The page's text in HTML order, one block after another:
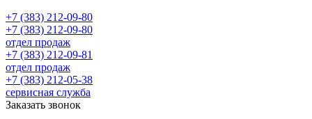
+7 (383) 212-09-80
+7 (383) 212-09-80
отдел продаж
+7 (383) 212-09-81
отдел продаж
+7 (383) 212-05-38
сервисная служба
Заказать звонок